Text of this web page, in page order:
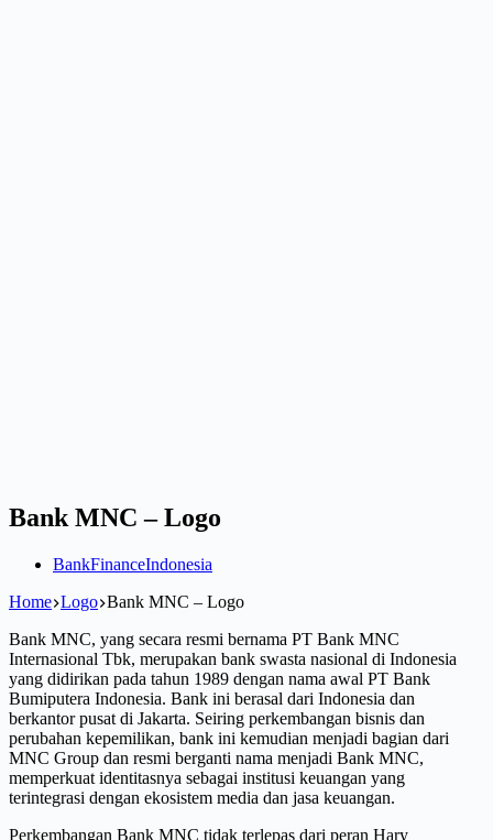
Bank MNC – Logo
BankFinanceIndonesia
Home Logo Bank MNC – Logo
Bank MNC, yang secara resmi bernama PT Bank MNC
Internasional Tbk, merupakan bank swasta nasional di Indonesia
yang didirikan pada tahun 1989 dengan nama awal PT Bank
Bumiputera Indonesia. Bank ini berasal dari Indonesia dan
berkantor pusat di Jakarta. Seiring perkembangan bisnis dan
perubahan kepemilikan, bank ini kemudian menjadi bagian dari
MNC Group dan resmi berganti nama menjadi Bank MNC,
memperkuat identitasnya sebagai institusi keuangan yang
terintegrasi dengan ekosistem media dan jasa keuangan.
Perkembangan Bank MNC tidak terlepas dari peran Hary